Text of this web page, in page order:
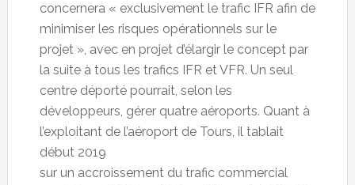
concernera « exclusivement le trafic IFR afin de
minimiser les risques opérationnels sur le
projet », avec en projet d’élargir le concept par
la suite à tous les trafics IFR et VFR. Un seul
centre déporté pourrait, selon les
développeurs, gérer quatre aéroports. Quant à
l’exploitant de l’aéroport de Tours, il tablait
début 2019
sur un accroissement du trafic commercial